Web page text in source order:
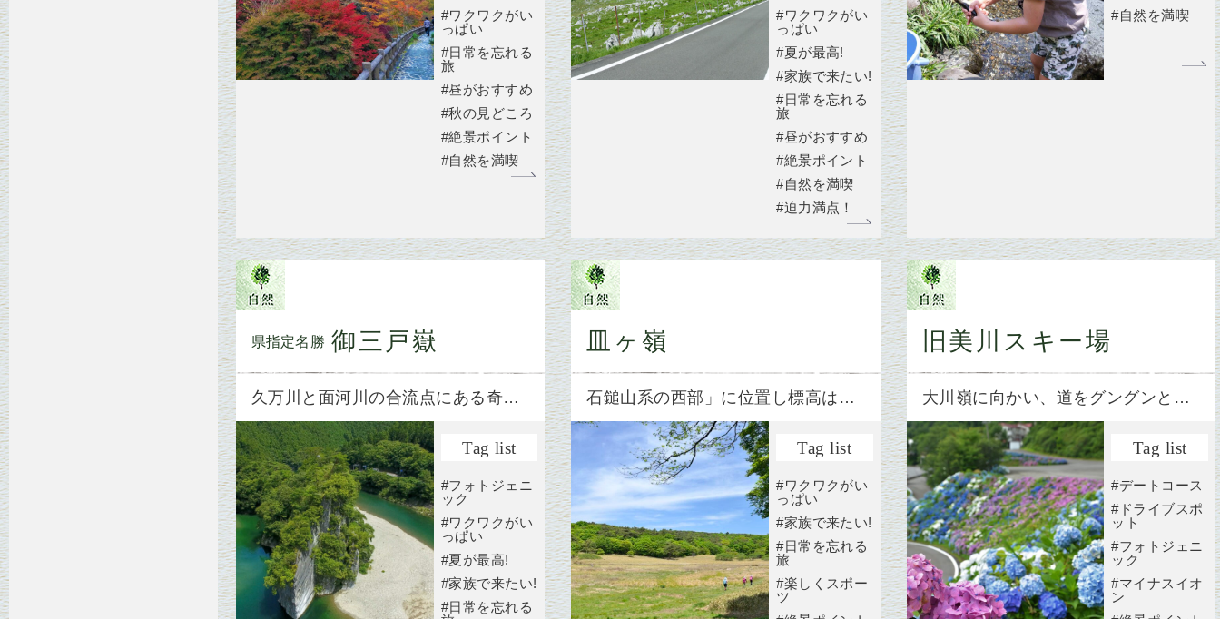
#ワクワクがい
っぱい
#日常を忘れる
旅
#昼がおすすめ
#秋の見どころ
#絶景ポイント
#自然を満喫
#ワクワクがい
っぱい
#夏が最高!
#家族で来たい!
#日常を忘れる
旅
#昼がおすすめ
#絶景ポイント
#自然を満喫
#迫力満点！
#自然を満喫
県指定名勝 御三戸嶽
久万川と面河川の合流点にある奇…
Tag list
#フォトジェニ
ック
#ワクワクがい
っぱい
#夏が最高!
#家族で来たい!
#日常を忘れる
皿ヶ嶺
石鎚山系の西部」に位置し標高は…
Tag list
#ワクワクがい
っぱい
#家族で来たい!
#日常を忘れる
旅
#楽しくスポー
ツ
旧美川スキー場
大川嶺に向かい、道をグングンと…
Tag list
#デートコース
#ドライブスポ
ット
#フォトジェニ
ック
#マイナスイオ
ン